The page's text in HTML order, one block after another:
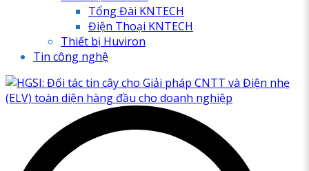
Tổng Đài KNTECH
Điện Thoại KNTECH
Thiết bị Huviron
Tin công nghệ